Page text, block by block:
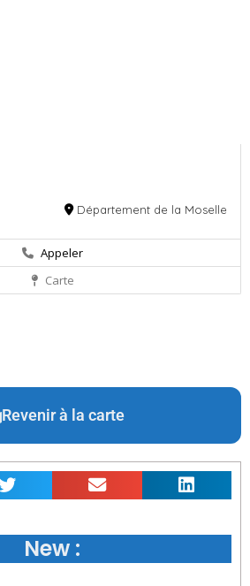
Département de la Moselle
Appeler
Carte
Revenir à la carte
New :